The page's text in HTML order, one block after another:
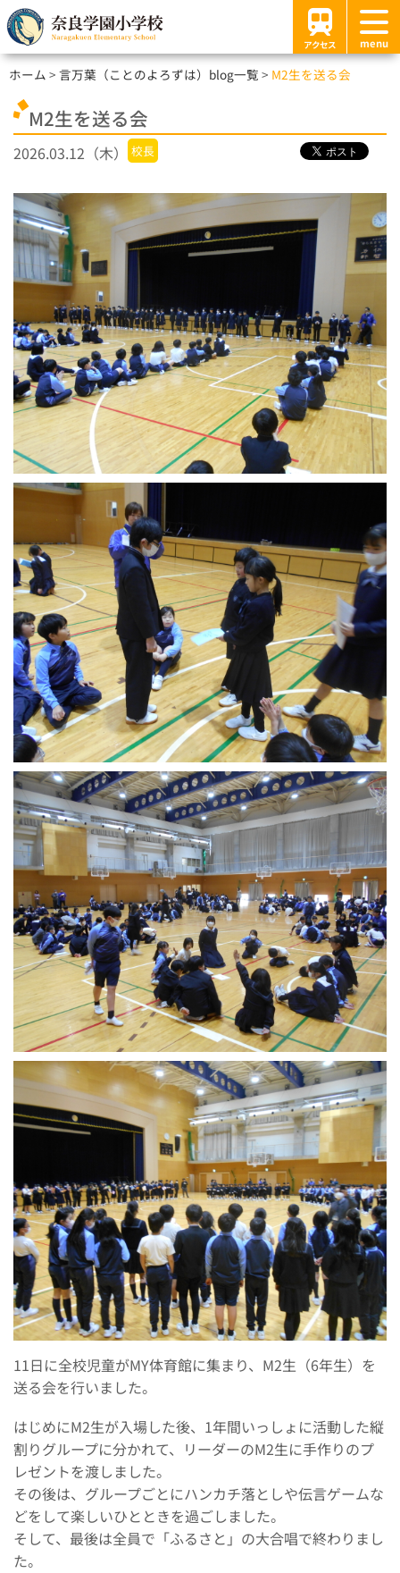
アクセス menu
ホーム 言万葉（ことのよろずは）blog一覧 M2生を送る会
M2生を送る会
2026.03.12（木） 校長
11日に全校児童がMY体育館に集まり、M2生（6年生）を
送る会を行いました。
はじめにM2生が入場した後、1年間いっしょに活動した縦
割りグループに分かれて、リーダーのM2生に手作りのプ
レゼントを渡しました。
その後は、グループごとにハンカチ落としや伝言ゲームな
どをして楽しいひとときを過ごしました。
そして、最後は全員で「ふるさと」の大合唱で終わりまし
た。